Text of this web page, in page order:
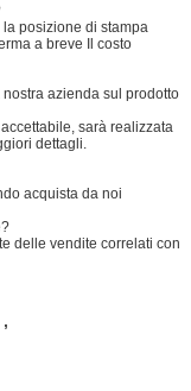
posizione di stampa
a breve Il costo
azienda sul prodotto
sarà realizzata
dettagli.
acquista da noi
delle vendite correlati con
,